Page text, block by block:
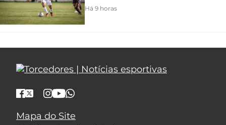
Há 9 horas
Mapa do Site